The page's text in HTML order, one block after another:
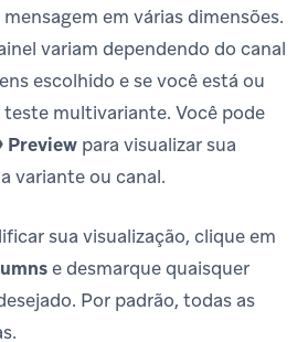
em várias dimensões.
variam dependendo do canal
escolhido e se você está ou
multivariante. Você pode
Preview para visualizar sua
variante ou canal.
sua visualização, clique em
e desmarque quaisquer
Por padrão, todas as